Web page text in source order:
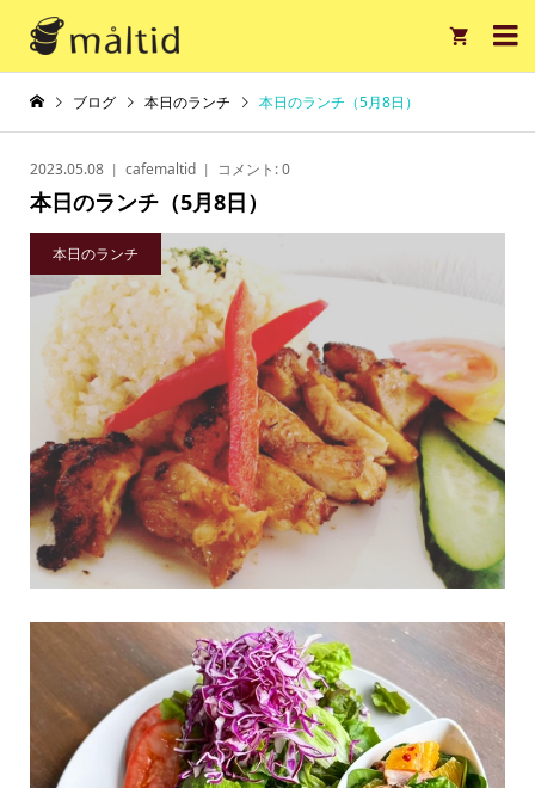

ブログ 本日のランチ 本日のランチ（5月8日）
2023.05.08 cafemaltid コメント:0
本日のランチ（5月8日）
本日のランチ